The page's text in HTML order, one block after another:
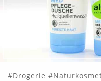
Drogerie